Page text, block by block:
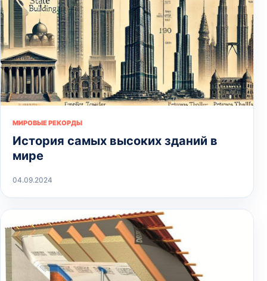
МИРОВЫЕ РЕКОРДЫ
История самых высоких зданий в
мире
04.09.2024